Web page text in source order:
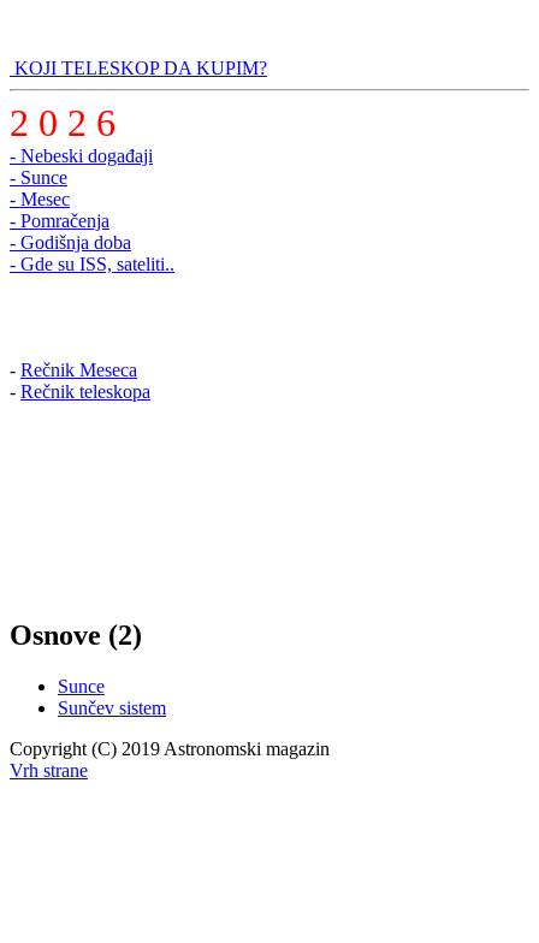
KOJI TELESKOP DA KUPIM?
2 0 2 6
- Nebeski događaji
- Sunce
- Mesec
- Pomračenja
- Godišnja doba
- Gde su ISS, sateliti..
- Rečnik Meseca
- Rečnik teleskopa
Osnove (2)
Sunce
Sunčev sistem
Copyright (C) 2019 Astronomski magazin
Vrh strane